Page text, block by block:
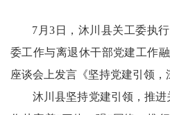
农
科
技
7月3日，沐川县关工委执行
委工作与离退休干部党建工作
座谈会上发言《坚持党建引领，
沐川县坚持党建引领，推进